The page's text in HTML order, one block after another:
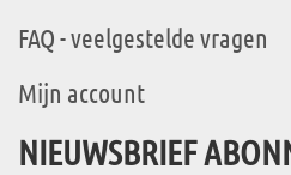
FAQ - veelgestelde vragen
Mijn account
NIEUWSBRIEF